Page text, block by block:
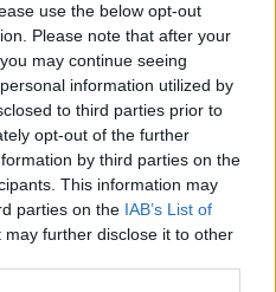
use the below opt-out
Please note that after your
may continue seeing
information utilized by
to third parties prior to
opt-out of the further
by third parties on the
This information may
parties on the IAB’s List of
may further disclose it to other
— o SC Vila Real sobe
somar 24 pontos e assumindo-se
linha de despromoção.
decisiva em termos anímicos e
da temporada.
deslocam-se ao terreno do
importante nas contas da